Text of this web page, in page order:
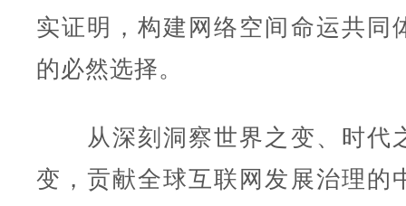
实证明，构建网络空间命运共同
的必然选择。
从深刻洞察世界之变、时代
变，贡献全球互联网发展治理的